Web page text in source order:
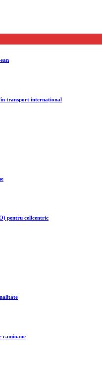
în transport internațional
pentru cellcentric
camioane